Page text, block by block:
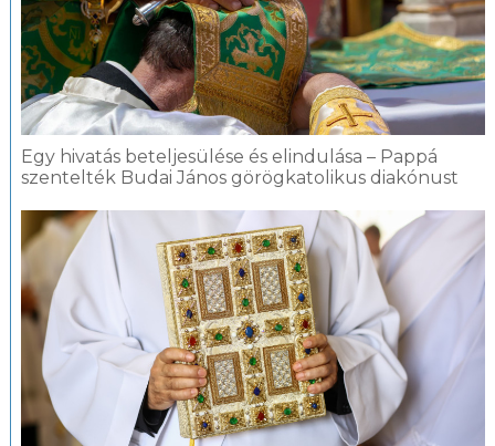
Egy hivatás beteljesülése és elindulása – Pappá
szentelték Budai János görögkatolikus diakónust